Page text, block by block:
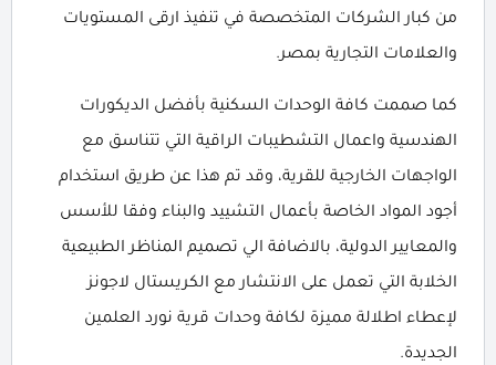
من كبار الشركات المتخصصة في تنفيذ ارقى المستويات
والعلامات التجارية بمصر.
كما صممت كافة الوحدات السكنية بأفضل الديكورات
الهندسية واعمال التشطيبات الراقية التي تتناسق مع
الواجهات الخارجية للقرية، وقد تم هذا عن طريق استخدام
أجود المواد الخاصة بأعمال التشييد والبناء وفقا للأسس
والمعايير الدولية، بالاضافة الي تصميم المناظر الطبيعية
الخلابة التي تعمل على الانتشار مع الكريستال لاجونز
لإعطاء اطلالة مميزة لكافة وحدات قرية نورد العلمين
الجديدة.